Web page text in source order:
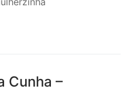
Cunha –